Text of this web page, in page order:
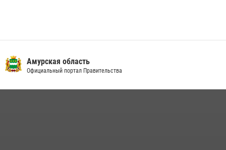
Амурская область
Официальный портал Правительства